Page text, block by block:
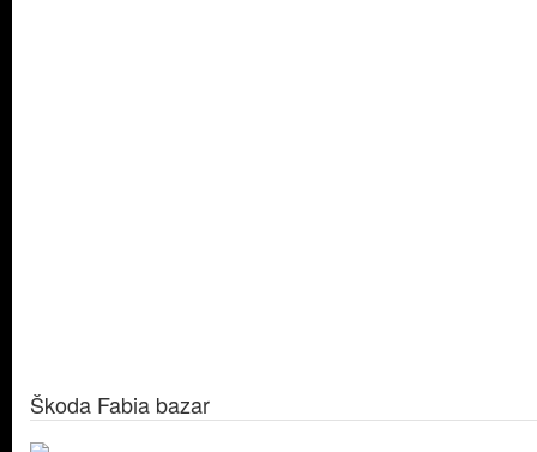
Škoda Fabia bazar